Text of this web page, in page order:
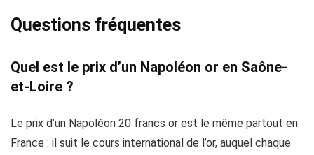
Questions fréquentes
Quel est le prix d’un Napoléon or en Saône-
et-Loire ?
Le prix d’un Napoléon 20 francs or est le même partout en
France : il suit le cours international de l’or, auquel chaque